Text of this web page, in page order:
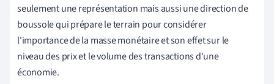
seulement une représentation mais aussi une direction de
boussole qui prépare le terrain pour considérer
l'importance de la masse monétaire et son effet sur le
niveau des prix et le volume des transactions d'une
économie.